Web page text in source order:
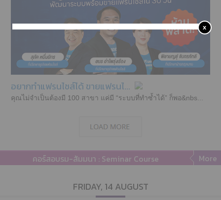
x
อยากทำแฟรนไชส์ได้ ขายแฟรนไ...
คุณไม่จำเป็นต้องมี 100 สาขา แค่มี “ระบบที่ทำซ้ำได้” ก็พอ&nbs...
คอร์สอบรม-สัมมนา : Seminar Course More
FRIDAY, 14 AUGUST